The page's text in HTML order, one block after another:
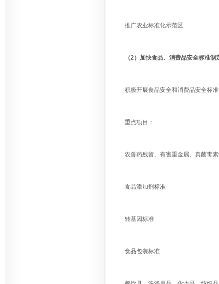
推广农业标准化示范区
（2）加快食品、消费品安全标准
积极开展食品安全和消费品安全标准
重点项目：
农兽药残留、有害重金属、真菌毒素
食品添加剂标准
转基因标准
食品包装标准